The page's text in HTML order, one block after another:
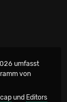
umfasst
von
und Editors